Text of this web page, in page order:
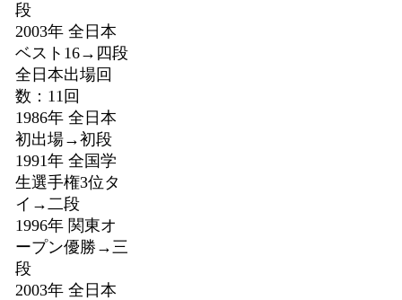
段
2003年 全日本
ベスト16→四段
全日本出場回
数：11回
1986年 全日本
初出場→初段
1991年 全国学
生選手権3位タ
イ→二段
1996年 関東オ
ープン優勝→三
段
2003年 全日本